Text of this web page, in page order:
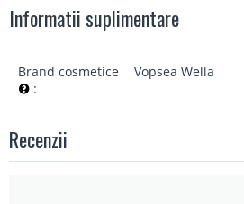
Informatii suplimentare
Brand cosmetice
:
Vopsea Wella
Recenzii